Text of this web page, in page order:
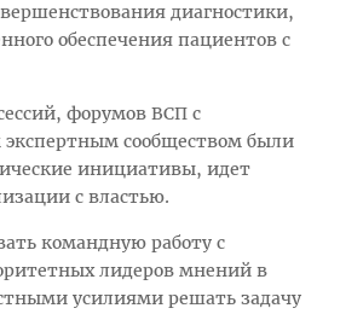
диагностики,
обеспечения пациентов с
форумов ВСП с
сообществом были
инициативы, идет
с властью.
командную работу с
лидеров мнений в
усилиями решать задачу